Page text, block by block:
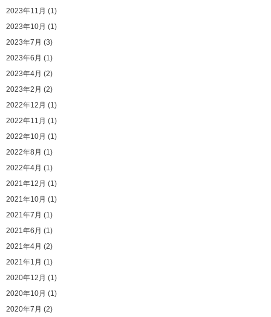
2023年11月 (1)
2023年10月 (1)
2023年7月 (3)
2023年6月 (1)
2023年4月 (2)
2023年2月 (2)
2022年12月 (1)
2022年11月 (1)
2022年10月 (1)
2022年8月 (1)
2022年4月 (1)
2021年12月 (1)
2021年10月 (1)
2021年7月 (1)
2021年6月 (1)
2021年4月 (2)
2021年1月 (1)
2020年12月 (1)
2020年10月 (1)
2020年7月 (2)